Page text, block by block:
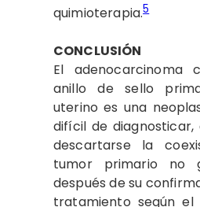
quimioterapia.5
CONCLUSIÓN
El adenocarcinoma
anillo de sello
uterino es una
difícil de
descartarse la
tumor primario no
después de su
tratamiento según el